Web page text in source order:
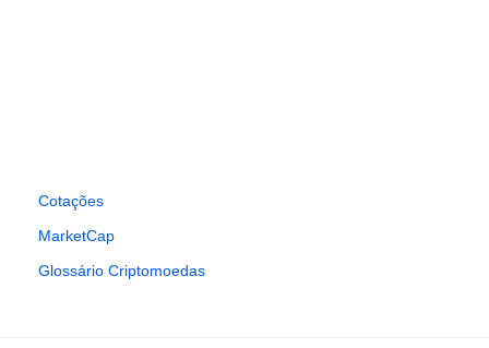
Cotações
MarketCap
Glossário Criptomoedas